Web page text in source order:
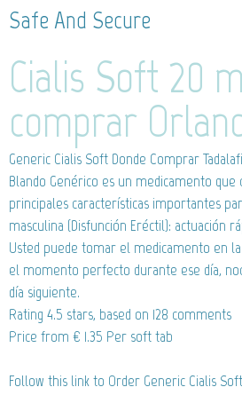
Safe And Secure
Cialis Soft 20
comprar
Generic Cialis Soft Donde Comprar
Blando Genérico es un medicamento que
principales características importantes
masculina (Disfunción Eréctil): actuación
Usted puede tomar el medicamento en
el momento perfecto durante ese día,
día siguiente.
Rating 4.5 stars, based on 128 comments
Price from € 1.35 Per soft tab
Follow this link to Order Generic Cialis Soft